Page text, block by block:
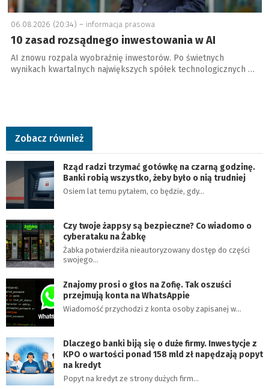
06.08.2026 (20:34) – informacja prasowa
10 zasad rozsądnego inwestowania w AI
AI znowu rozpala wyobraźnię inwestorów. Po świetnych
wynikach kwartalnych największych spółek technologicznych …
Zobacz również
Rząd radzi trzymać gotówkę na czarną godzinę.
Banki robią wszystko, żeby było o nią trudniej
Osiem lat temu pytałem, co będzie, gdy…
Czy twoje żappsy są bezpieczne? Co wiadomo o
cyberataku na Żabkę
Żabka potwierdziła nieautoryzowany dostęp do części
swojego…
Znajomy prosi o głos na Zofię. Tak oszuści
przejmują konta na WhatsAppie
Wiadomość przychodzi z konta osoby zapisanej w…
Dlaczego banki biją się o duże firmy. Inwestycje z
KPO o wartości ponad 158 mld zł napędzają popyt
na kredyt
Popyt na kredyt ze strony dużych firm…